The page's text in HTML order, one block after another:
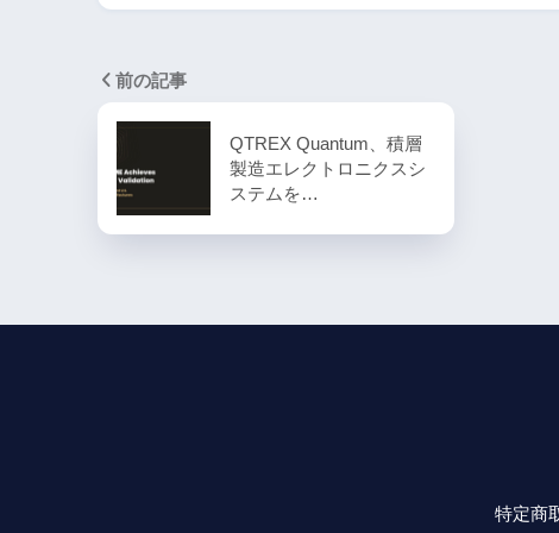
前の記事
QTREX Quantum、積層
製造エレクトロニクスシ
ステムを…
特定商